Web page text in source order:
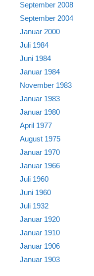
September 2008
September 2004
Januar 2000
Juli 1984
Juni 1984
Januar 1984
November 1983
Januar 1983
Januar 1980
April 1977
August 1975
Januar 1970
Januar 1966
Juli 1960
Juni 1960
Juli 1932
Januar 1920
Januar 1910
Januar 1906
Januar 1903